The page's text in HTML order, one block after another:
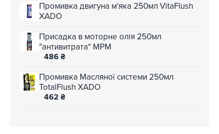
Промивка двигуна м'яка 250мл VitaFlush
XADO
Присадка в моторне олія 250мл
"антивитрата" MPM
486 ₴
Промивка Масляної системи 250мл
TotalFlush XADO
462 ₴